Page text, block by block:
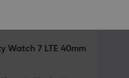
Watch 7 LTE 40mm